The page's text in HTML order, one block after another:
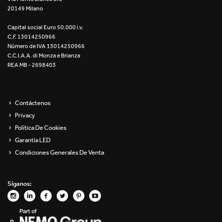
Re Low LED
Roll IOS
Unit 1X
Unit Channel
Unit Round
Yori Evo 48V
Yori Evo Box
20149 Milano
Capital social Euro 50.000 i.v.
C.F. 13014250966
Número de IVA 13014250966
C.C.I.A.A. di Monza e Brianza
REA MB - 2698403
Contáctenos
Privacy
Política De Cookies
Garantía LED
Condiciones Generales De Venta
Síganos: